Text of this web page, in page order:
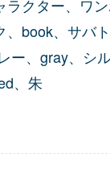
クター、ワ
book、サバ
ー、gray、シ
、朱